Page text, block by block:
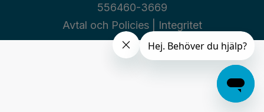
556460-3669
Avtal och Policies| Integritet